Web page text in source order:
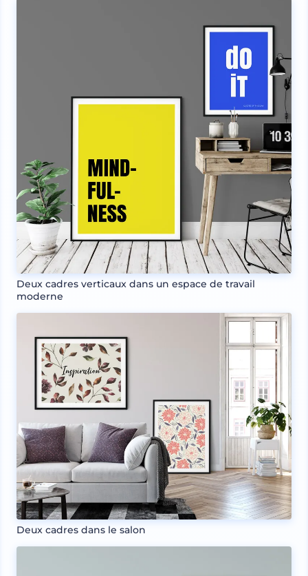
Deux cadres verticaux dans un espace de travail
moderne
Deux cadres dans le salon